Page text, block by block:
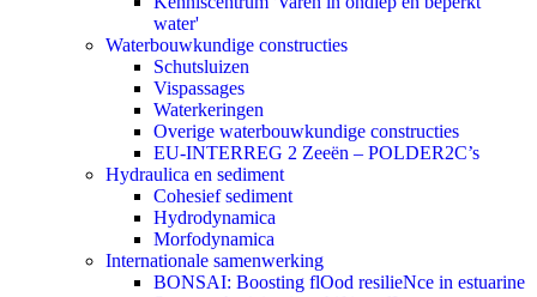
water'
Waterbouwkundige constructies
Schutsluizen
Vispassages
Waterkeringen
Overige waterbouwkundige constructies
EU-INTERREG 2 Zeeën – POLDER2C’s
Hydraulica en sediment
Cohesief sediment
Hydrodynamica
Morfodynamica
Internationale samenwerking
BONSAI: Boosting flOod resilieNce in estuarine